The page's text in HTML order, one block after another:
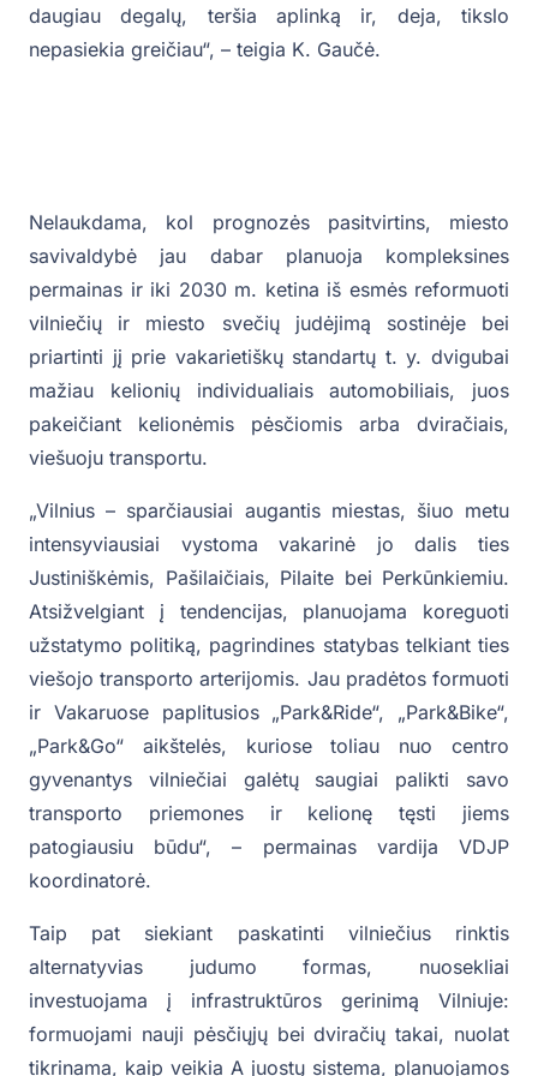
daugiau degalų, teršia aplinką ir, deja, tikslo
nepasiekia greičiau“, – teigia K. Gaučė.
Nelaukdama, kol prognozės pasitvirtins, miesto
savivaldybė jau dabar planuoja kompleksines
permainas ir iki 2030 m. ketina iš esmės reformuoti
vilniečių ir miesto svečių judėjimą sostinėje bei
priartinti jį prie vakarietiškų standartų t. y. dvigubai
mažiau kelionių individualiais automobiliais, juos
pakeičiant kelionėmis pėsčiomis arba dviračiais,
viešuoju transportu.
„Vilnius – sparčiausiai augantis miestas, šiuo metu
intensyviausiai vystoma vakarinė jo dalis ties
Justiniškėmis, Pašilaičiais, Pilaite bei Perkūnkiemiu.
Atsižvelgiant į tendencijas, planuojama koreguoti
užstatymo politiką, pagrindines statybas telkiant ties
viešojo transporto arterijomis. Jau pradėtos formuoti
ir Vakaruose paplitusios „Park&Ride“, „Park&Bike“,
„Park&Go“ aikštelės, kuriose toliau nuo centro
gyvenantys vilniečiai galėtų saugiai palikti savo
transporto priemones ir kelionę tęsti jiems
patogiausiu būdu“, – permainas vardija VDJP
koordinatorė.
Taip pat siekiant paskatinti vilniečius rinktis
alternatyvias judumo formas, nuosekliai
investuojama į infrastruktūros gerinimą Vilniuje:
formuojami nauji pėsčiųjų bei dviračių takai, nuolat
tikrinama, kaip veikia A juostų sistema, planuojamos